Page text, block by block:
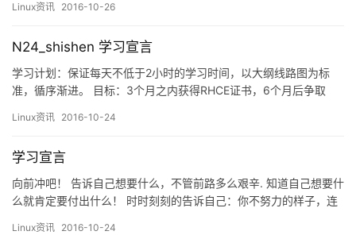
Linux资讯 2016-10-26
N24_shishen 学习宣言
学习计划：保证每天不低于2小时的学习时间，以大纲线路图为标
准，循序渐进。 目标：3个月之内获得RHCE证书，6个月后争取
进门，修行靠自身；学海无涯苦作舟，书山有路勤为径。
Linux资讯 2016-10-24
学习宣言
向前冲吧！ 告诉自己想要什么，不管前路多么艰辛. 知道自己想要什
么就肯定要付出什么！ 时时刻刻的告诉自己：你不努力的样子，连
Linux资讯 2016-10-24